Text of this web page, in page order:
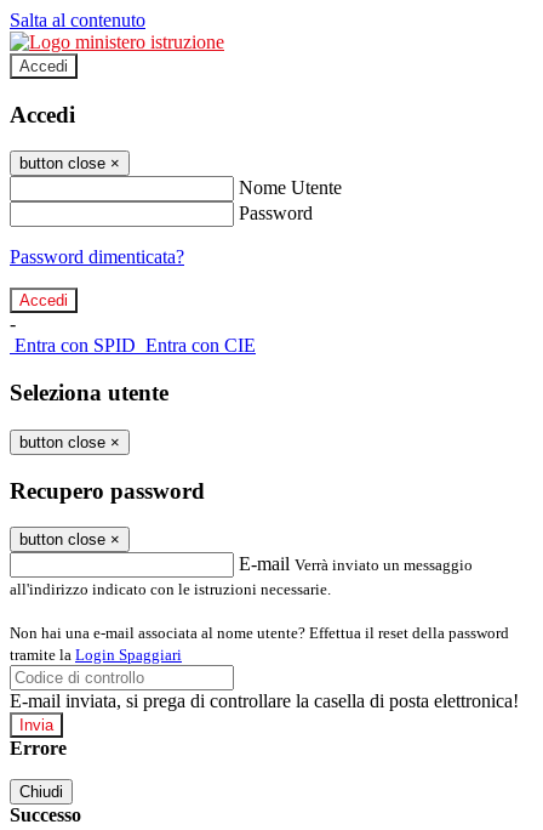
Salta al contenuto
Accedi
Accedi
button close ×
Nome Utente
Password
Password dimenticata?
-
Entra con SPID Entra con CIE
Seleziona utente
button close ×
Recupero password
button close ×
E-mail Verrà inviato un messaggio
all'indirizzo indicato con le istruzioni necessarie.
Non hai una e-mail associata al nome utente? Effettua il reset della password
tramite la Login Spaggiari
E-mail inviata, si prega di controllare la casella di posta elettronica!
Errore
Chiudi
Successo